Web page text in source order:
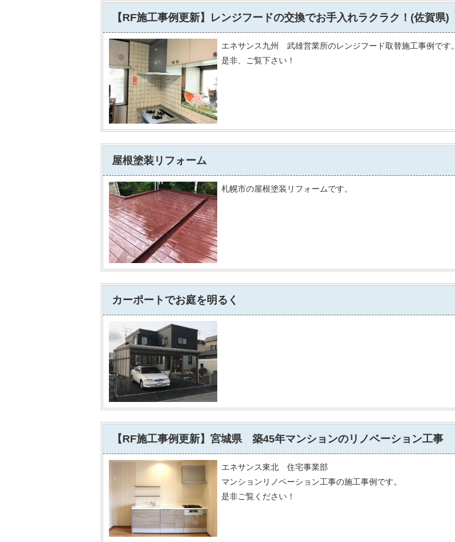
【RF施工事例更新】レンジフードの交換でお手入れラクラク！(佐賀県)
エネサンス九州 武雄営業所のレンジフード取替施工事例です。
是非、ご覧下さい！
屋根塗装リフォーム
札幌市の屋根塗装リフォームです。
カーポートでお庭を明るく
【RF施工事例更新】宮城県 築45年マンションのリノベーション工事
エネサンス東北 住宅事業部
マンションリノベーション工事の施工事例です。
是非ご覧ください！